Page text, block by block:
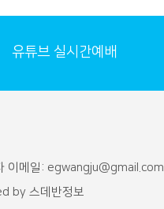
유튜브 실시간예배
메일: egwangju@gmail.com
by 스데반정보